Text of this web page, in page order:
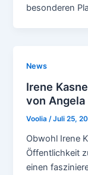
besonderen
News
Irene
von
Voolia/Juli 25,
Obwohl Irene
Öffentlichkeit
einen